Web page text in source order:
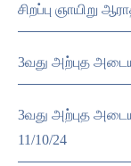
சிறப்பு ஞாயிறு
3வது அற்புத
3வது அற்புத
11/10/24